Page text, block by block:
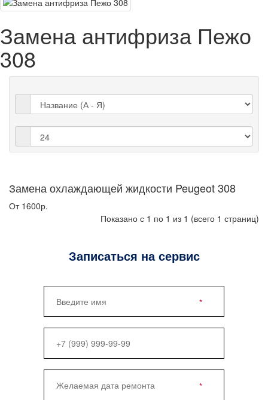
Замена антифриза Пежо
308
Замена охлаждающей жидкости Peugeot 308
От 1600р.
Показано с 1 по 1 из 1 (всего 1 страниц)
Записаться на сервис